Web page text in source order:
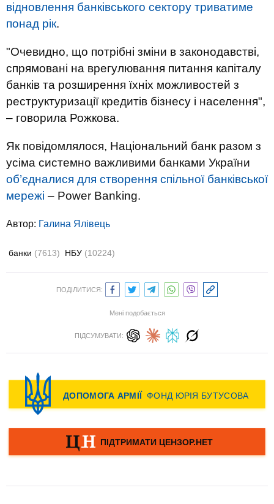
відновлення банківського сектору триватиме
понад рік.
"Очевидно, що потрібні зміни в законодавстві,
спрямовані на врегулювання питання капіталу
банків та розширення їхніх можливостей з
реструктуризації кредитів бізнесу і населення",
– говорила Рожкова.
Як повідомлялося, Національний банк разом з
усіма системно важливими банками України
об’єдналися для створення спільної банківської
мережі – Power Banking.
Автор: Галина Ялівець
банки (7613) НБУ (10224)
ПОДІЛИТИСЯ:
Мені подобається
ПІДСУМУВАТИ: